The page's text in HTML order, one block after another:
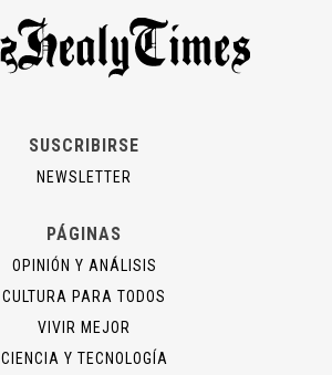
SUSCRIBIRSE
NEWSLETTER
PÁGINAS
OPINIÓN Y ANÁLISIS
CULTURA PARA TODOS
VIVIR MEJOR
CIENCIA Y TECNOLOGÍA